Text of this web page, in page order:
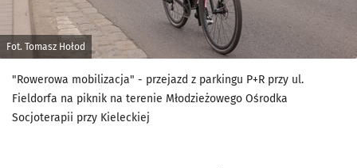
Fot. Tomasz Hołod
"Rowerowa mobilizacja" - przejazd z parkingu P+R przy ul.
Fieldorfa na piknik na terenie Młodzieżowego Ośrodka
Socjoterapii przy Kieleckiej